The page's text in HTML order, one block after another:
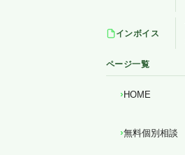
インボイス
ページ一覧
HOME
無料個別相談